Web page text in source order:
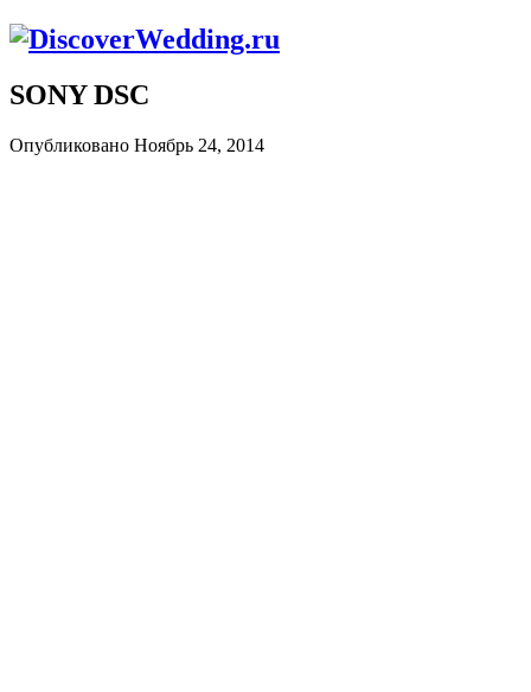
SONY DSC
Опубликовано Ноябрь 24, 2014